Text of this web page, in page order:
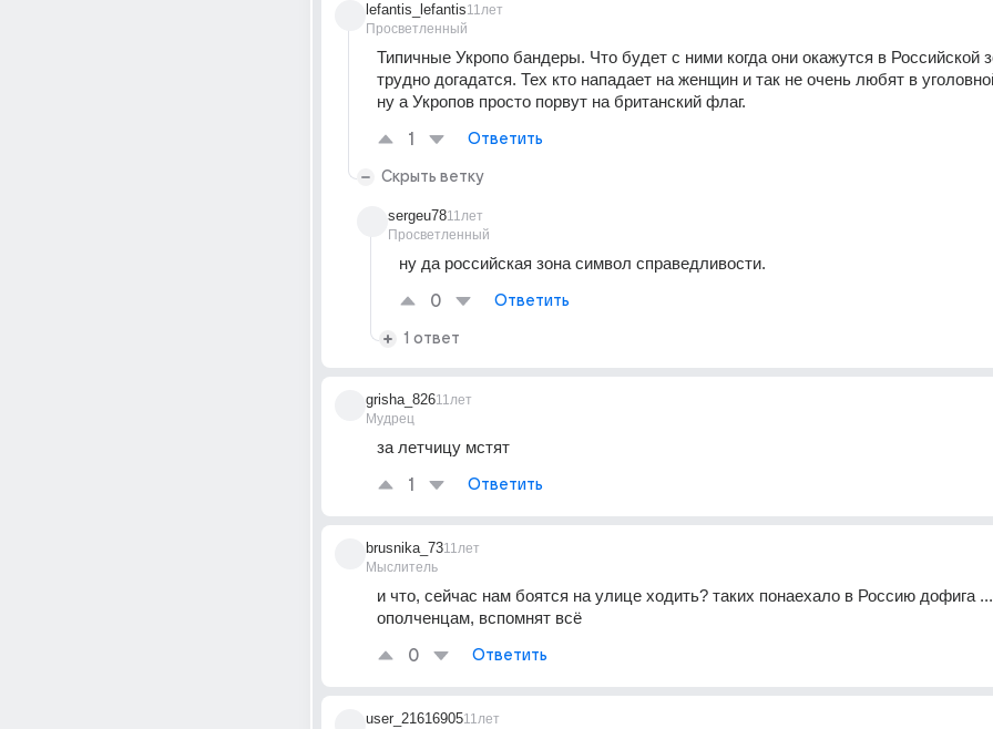
lefantis_lefantis
Просветленный
11лет
Типичные Укропо бандеры. Что будет с ними когда они окажутся в Российской
трудно догадатся. Тех кто нападает на женщин и так не очень любят в
ну а Укропов просто порвут на британский флаг.
1 Ответить
Скрыть ветку
sergeu78
Просветленный
11лет
ну да российская зона символ справедливости.
0 Ответить
1 ответ
grisha_826
Мудрец
11лет
за летчицу мстят
1 Ответить
brusnika_73
Мыслитель
11лет
и что, сейчас нам боятся на улице ходить? таких понаехало в Россию дофига
ополченцам, вспомнят всё
0 Ответить
user_2161690511лет